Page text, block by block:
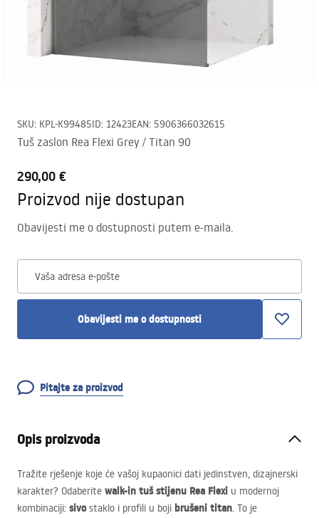
SKU: KPL-K99485ID: 12423EAN: 5906366032615
Tuš zaslon Rea Flexi Grey / Titan 90
290,00 €
Proizvod nije dostupan
Obavijesti me o dostupnosti putem e-maila.
Vaša adresa e-pošte
Obavijesti me o dostupnosti
Pitajte za proizvod
Opis proizvoda
Tražite rješenje koje će vašoj kupaonici dati jedinstven, dizajnerski
karakter? Odaberite walk-in tuš stijenu Rea Flexi u modernoj
kombinaciji: sivostaklo i profili u boji brušeni titan. To je